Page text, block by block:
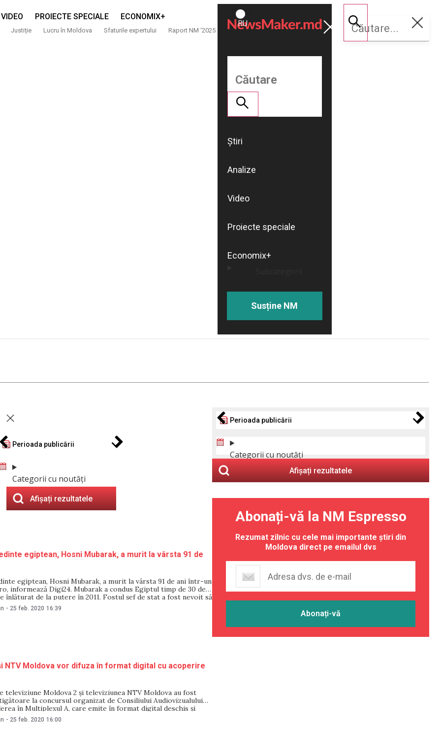
VIDEO PROIECTE SPECIALE ECONOMIX+
Justiție Lucru în Moldova Sfaturile expertului Raport NM ‘2025
ROMÂNĂ
RU
Susține
NM
Știri
Analize
Video
Proiecte speciale
Economix+
Susține NM
Perioada publicării
Categorii cu noutăți
Afișați rezultatele
egiptean, Hosni Mubarak, a murit la vârsta 91 de
egiptean, Hosni Mubarak, a murit la vârsta 91 de ani într-un
informează Digi24. Mubarak a condus Egiptul timp de 30 de
înlăturat de la putere în 2011. Fostul şef de stat a fost nevoit să
din cauza
- 25 feb. 2020 16:39
NTV Moldova vor difuza în format digital cu acoperire
televiziune Moldova 2 și televiziunea NTV Moldova au fost
la concursul organizat de Consiliului Audiovizualului
în Multiplexul A, care emite în format digital deschis și
telespectatori. Astfel, cele două televiziuni își extind suprafața
pe circa 80% din teritoriul Republicii
- 25 feb. 2020 16:00
Perioada publicării
Categorii cu noutăți
Afișați rezultatele
Abonați-vă la NM Espresso
Rezumat zilnic cu cele mai importante știri din
Moldova direct pe emailul dvs